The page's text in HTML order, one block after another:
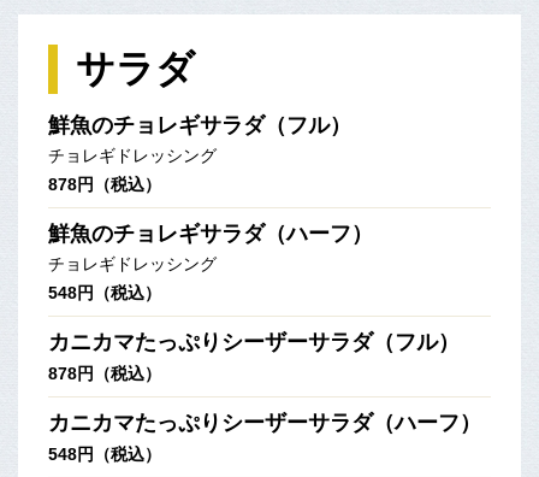
サラダ
鮮魚のチョレギサラダ（フル）
チョレギドレッシング
878円（税込）
鮮魚のチョレギサラダ（ハーフ）
チョレギドレッシング
548円（税込）
カニカマたっぷりシーザーサラダ（フル）
878円（税込）
カニカマたっぷりシーザーサラダ（ハーフ）
548円（税込）